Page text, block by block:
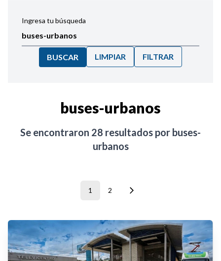
Ingresa tu búsqueda
BUSCAR LIMPIAR FILTRAR
buses-urbanos
Se encontraron 28 resultados por buses-
urbanos
1 2